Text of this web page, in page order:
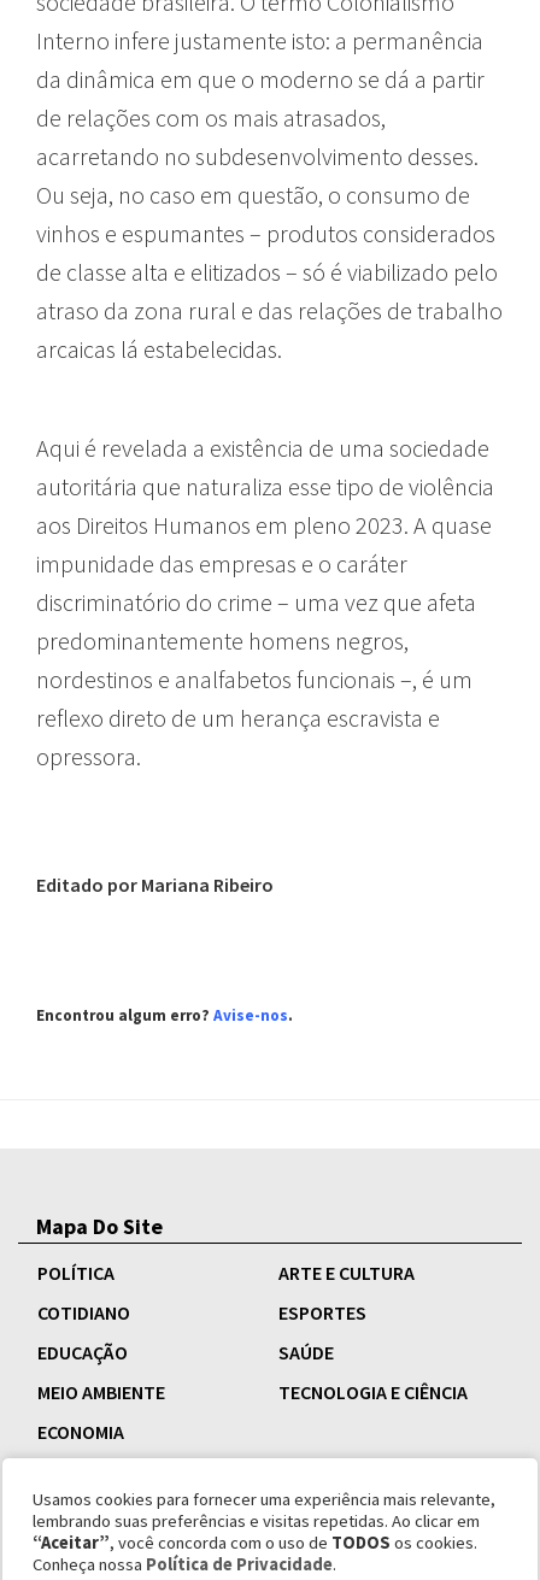
Interno infere justamente isto: a permanência
da dinâmica em que o moderno se dá a partir
de relações com os mais atrasados,
acarretando no subdesenvolvimento desses.
Ou seja, no caso em questão, o consumo de
vinhos e espumantes – produtos considerados
de classe alta e elitizados – só é viabilizado pelo
atraso da zona rural e das relações de trabalho
arcaicas lá estabelecidas.
Aqui é revelada a existência de uma sociedade
autoritária que naturaliza esse tipo de violência
aos Direitos Humanos em pleno 2023. A quase
impunidade das empresas e o caráter
discriminatório do crime – uma vez que afeta
predominantemente homens negros,
nordestinos e analfabetos funcionais –, é um
reflexo direto de um herança escravista e
opressora.
Editado por Mariana Ribeiro
Encontrou algum erro? Avise-nos.
Mapa Do Site
POLÍTICA
ARTE E CULTURA
COTIDIANO
ESPORTES
EDUCAÇÃO
SAÚDE
MEIO AMBIENTE
TECNOLOGIA E CIÊNCIA
ECONOMIA
Usamos cookies para fornecer uma experiência mais relevante,
lembrando suas preferências e visitas repetidas. Ao clicar em
“Aceitar”, você concorda com o uso de TODOS os cookies.
Conheça nossa Política de Privacidade.